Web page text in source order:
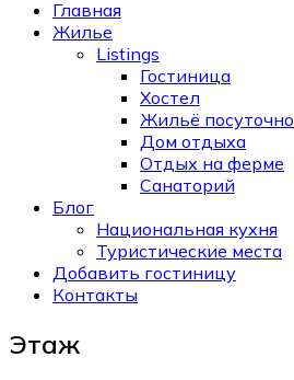
Главная
Жилье
Listings
Гостиница
Хостел
Жильё посуточно
Дом отдыха
Отдых на ферме
Санаторий
Блог
Национальная кухня
Туристические места
Добавить гостиницу
Контакты
Этаж